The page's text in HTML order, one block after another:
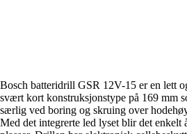
Bosch batteridrill GSR 12V-15 er en lett
svært kort konstruksjonstype på 169 mm
særlig ved boring og skruing over
Med det integrerte led lyset blir det enkelt